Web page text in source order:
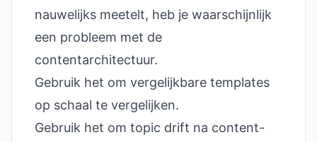
nauwelijks meetelt, heb je waarschijnlijk
een probleem met de
contentarchitectuur.
Gebruik het om vergelijkbare templates
op schaal te vergelijken.
Gebruik het om topic drift na content-